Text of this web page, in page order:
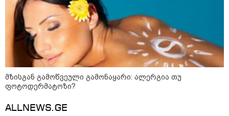
11:17 / 08-08-2026
არშემდგარი ქორწინება 15 წლით უფროს
ქართველთან - ალინა კაბაევას
საიდუმლო ცხოვრება: როგორ
გამოიყურებოდა ის პლასტიკურ
ოპერაციებამდე
მზისგან გამოწვეული გამონაყარი: ალერგია თუ
ფოტოდერმატოზი?
ALLNEWS.GE